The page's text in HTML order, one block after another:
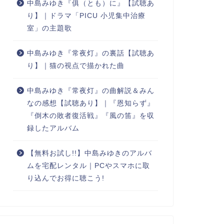
中島みゆき『俱（とも）に』【試聴あ
り】｜ドラマ「PICU 小児集中治療
室」の主題歌
中島みゆき『常夜灯』の裏話【試聴あ
り】｜猫の視点で描かれた曲
中島みゆき『常夜灯』の曲解説＆みん
なの感想【試聴あり】｜『恩知らず』
『倒木の敗者復活戦』『風の笛』を収
録したアルバム
【無料お試し!!】中島みゆきのアルバ
ムを宅配レンタル｜PCやスマホに取
り込んでお得に聴こう!